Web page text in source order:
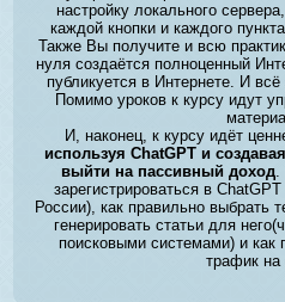
настройку локального
каждой кнопки и каждого
Также Вы получите и всю
нуля создаётся полноценный
публикуется в Интернете. И
Помимо уроков к курсу идут
И, наконец, к курсу идёт
используя ChatGPT и
выйти на пассивный доход.
зарегистрироваться в
России), как правильно выбрать
генерировать статьи для
поисковыми системами) и как
трафик на